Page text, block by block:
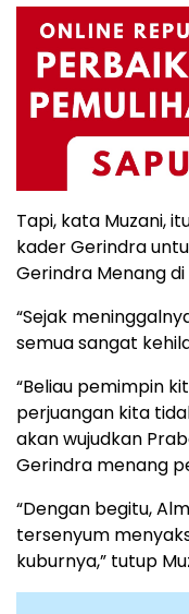
Tapi, kata Muzani,
kader Gerindra
Gerindra Menang di
“Sejak
semua sangat
“Beliau pemimpin
perjuangan kita
akan wujudkan
Gerindra menang
“Dengan begitu,
tersenyum
kuburnya,” tutup